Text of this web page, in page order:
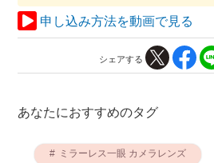
申し込み方法を動画で見る
シェアする
あなたにおすすめのタグ
ミラーレス一眼 カメラレンズ